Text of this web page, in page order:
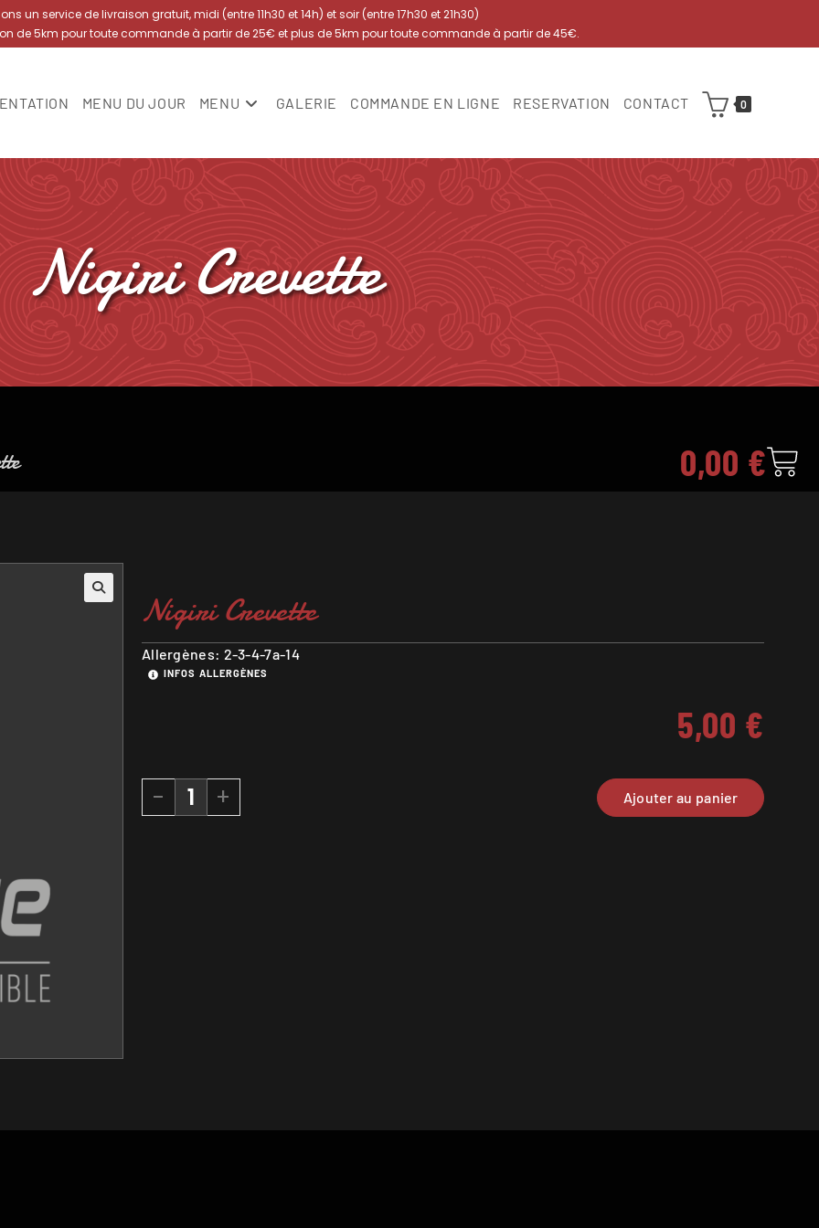
un service de livraison gratuit, midi (entre 11h30 et 14h) et soir (entre 17h30 et 21h30)
de 5km pour toute commande à partir de 25€ et plus de 5km pour toute commande à partir de 45€.
MENU DU JOUR MENU GALERIE COMMANDE EN LIGNE RESERVATION CONTACT 0
Nigiri Crevette
0,00 €
Nigiri Crevette
Allergènes: 2-3-4-7a-14
INFOS ALLERGÈNES
5,00 €
- + Ajouter au panier